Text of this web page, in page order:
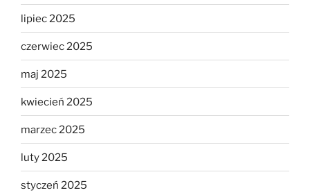
lipiec 2025
czerwiec 2025
maj 2025
kwiecień 2025
marzec 2025
luty 2025
styczeń 2025